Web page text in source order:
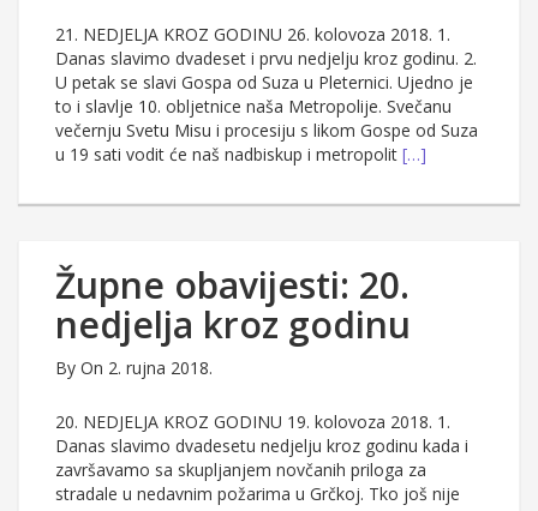
21. NEDJELJA KROZ GODINU 26. kolovoza 2018. 1.
Danas slavimo dvadeset i prvu nedjelju kroz godinu. 2.
U petak se slavi Gospa od Suza u Pleternici. Ujedno je
to i slavlje 10. obljetnice naša Metropolije. Svečanu
večernju Svetu Misu i procesiju s likom Gospe od Suza
u 19 sati vodit će naš nadbiskup i metropolit […]
Župne obavijesti: 20.
nedjelja kroz godinu
By On 2. rujna 2018.
20. NEDJELJA KROZ GODINU 19. kolovoza 2018. 1.
Danas slavimo dvadesetu nedjelju kroz godinu kada i
završavamo sa skupljanjem novčanih priloga za
stradale u nedavnim požarima u Grčkoj. Tko još nije